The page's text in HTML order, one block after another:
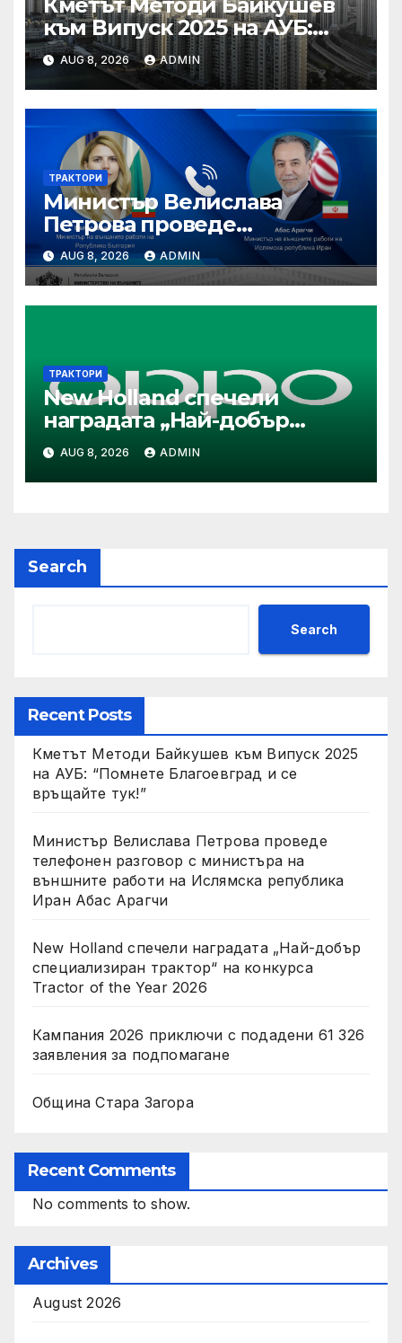
Кметът Методи Байкушев
към Випуск 2025 на АУБ:
“Помнете Благоевград и се
връщайте тук!”
AUG 8, 2026 ADMIN
ТРАКТОРИ
Министър Велислава
Петрова проведе
телефонен разговор с
министъра на външните
работи на Ислямска
република Иран Абас
AUG 8, 2026 ADMIN
ТРАКТОРИ
New Holland спечели
наградата „Най-добър
специализиран трактор“ на
конкурса Tractor of the Year
2026
AUG 8, 2026 ADMIN
Search
Search
Recent Posts
Кметът Методи Байкушев към Випуск 2025
на АУБ: “Помнете Благоевград и се
връщайте тук!”
Министър Велислава Петрова проведе
телефонен разговор с министъра на
външните работи на Ислямска република
Иран Абас Арагчи
New Holland спечели наградата „Най-добър
специализиран трактор“ на конкурса
Tractor of the Year 2026
Кампания 2026 приключи с подадени 61 326
заявления за подпомагане
Община Стара Загора
Recent Comments
No comments to show.
Archives
August 2026